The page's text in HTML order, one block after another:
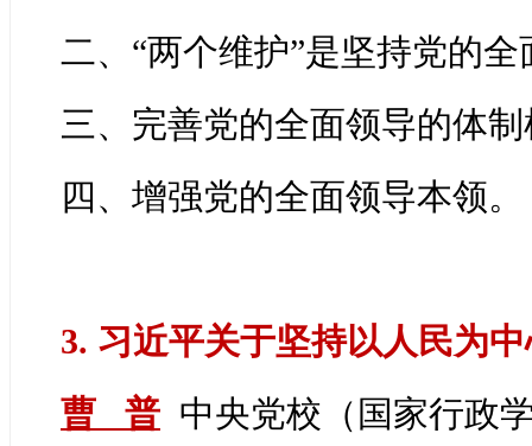
二、“两个维护”是坚持党的
三、完善党的全面领导的体
四、增强党的全面领导本领。
3. 习近平关于坚持以人民为
曹 普 中央党校（国家行政